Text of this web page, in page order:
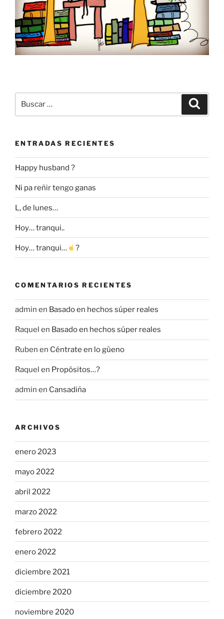
por:
ENTRADAS RECIENTES
Happy husband ?
Ni pa reñir tengo ganas
L, de lunes…
Hoy… tranqui..
Hoy… tranqui… ?
COMENTARIOS RECIENTES
admin en Basado en hechos súper reales
Raquel en Basado en hechos súper reales
Ruben en Céntrate en lo güeno
Raquel en Propósitos…?
admin en Cansadiña
ARCHIVOS
enero 2023
mayo 2022
abril 2022
marzo 2022
febrero 2022
enero 2022
diciembre 2021
diciembre 2020
noviembre 2020